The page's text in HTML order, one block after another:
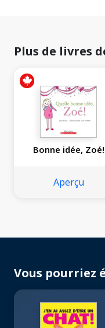
Plus de livres
Bonne idée, Zoé!
Aperçu
Vous pourriez